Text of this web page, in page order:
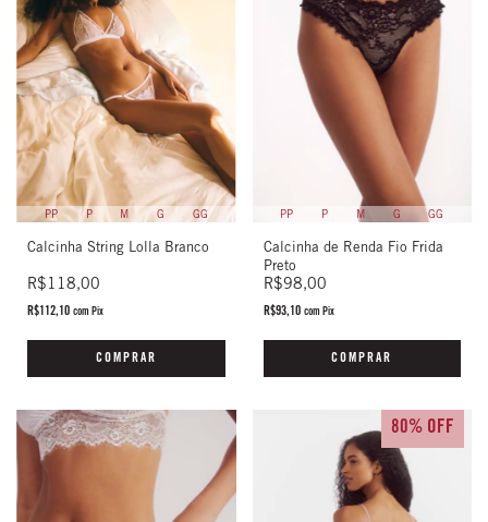
PP P M G GG
Calcinha String Lolla Branco
R$118,00
R$112,10 com Pix
COMPRAR
PP P M G GG
Calcinha de Renda Fio Frida
Preto
R$98,00
R$93,10 com Pix
COMPRAR
80% OFF